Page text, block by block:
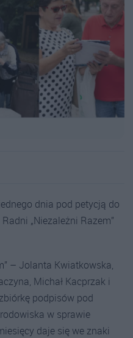
dnia pod petycją do
„Niezależni Razem”
– Jolanta Kwiatkowska,
Michał Kacprzak i
podpisów pod
w sprawie
daje się we znaki